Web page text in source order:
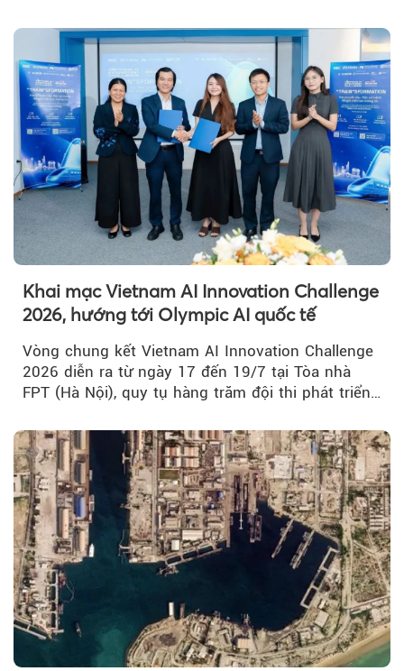
kết nối TP HCM với Đồng bằng sông Cửu Long.
Khai mạc Vietnam AI Innovation Challenge
2026, hướng tới Olympic AI quốc tế
Vòng chung kết Vietnam AI Innovation Challenge
2026 diễn ra từ ngày 17 đến 19/7 tại Tòa nhà
FPT (Hà Nội), quy tụ hàng trăm đội thi phát triển